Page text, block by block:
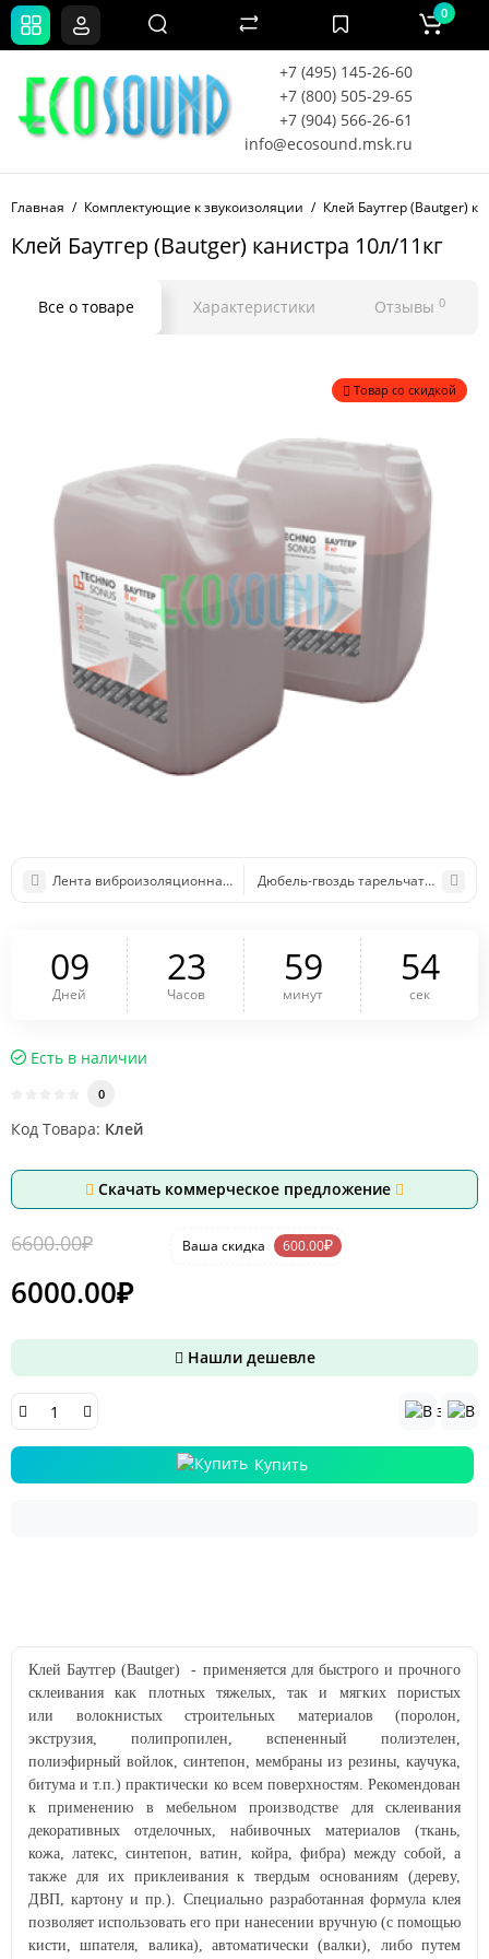
+7 (495) 145-26-60
+7 (800) 505-29-65
+7 (904) 566-26-61
info@ecosound.msk.ru
0
Главная Комплектующие к звукоизоляции Клей Баутгер (Bautger)
Клей Баутгер (Bautger) канистра 10л/11кг
Все о товаре Характеристики Отзывы 0
Товар со скидкой
Лента виброизоляционная SoundGuard Vibrolock 150
Дюбель-гвоздь тарельчатый (цена
09
Дней
23
Часов
59
минут
54
сек
Есть в наличии
0
Код Товара: Клей
Скачать коммерческое предложение
6600.00₽ Ваша cкидка 600.00₽
6000.00₽
Нашли дешевле
Купить
Клей Баутгер (Bautger) - применяется для быстрого и прочного
склеивания как плотных тяжелых, так и мягких пористых
или волокнистых строительных материалов (поролон,
экструзия, полипропилен, вспененный полиэтелен,
полиэфирный войлок, синтепон, мембраны из резины, каучука,
битума и т.п.) практически ко всем поверхностям. Рекомендован
к применению в мебельном производстве для склеивания
декоративных отделочных, набивочных материалов (ткань,
кожа, латекс, синтепон, ватин, койра, фибра) между собой, а
также для их приклеивания к твердым основаниям (дереву,
ДВП, картону и пр.). Специально разработанная формула клея
позволяет использовать его при нанесении вручную (с помощью
кисти, шпателя, валика), автоматически (валки), либо путем